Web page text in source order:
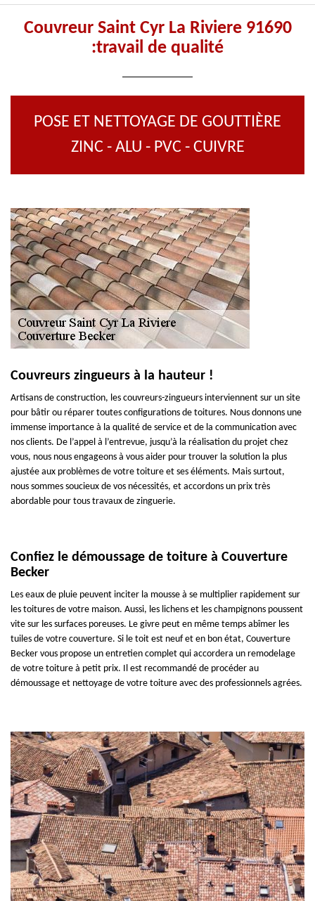
Couvreur Saint Cyr La Riviere 91690
:travail de qualité
POSE ET NETTOYAGE DE GOUTTIÈRE
ZINC - ALU - PVC - CUIVRE
Couvreurs zingueurs à la hauteur !
Artisans de construction, les couvreurs-zingueurs interviennent sur un site
pour bâtir ou réparer toutes configurations de toitures. Nous donnons une
immense importance à la qualité de service et de la communication avec
nos clients. De l’appel à l’entrevue, jusqu’à la réalisation du projet chez
vous, nous nous engageons à vous aider pour trouver la solution la plus
ajustée aux problèmes de votre toiture et ses éléments. Mais surtout,
nous sommes soucieux de vos nécessités, et accordons un prix très
abordable pour tous travaux de zinguerie.
Confiez le démoussage de toiture à Couverture
Becker
Les eaux de pluie peuvent inciter la mousse à se multiplier rapidement sur
les toitures de votre maison. Aussi, les lichens et les champignons poussent
vite sur les surfaces poreuses. Le givre peut en même temps abîmer les
tuiles de votre couverture. Si le toit est neuf et en bon état, Couverture
Becker vous propose un entretien complet qui accordera un remodelage
de votre toiture à petit prix. Il est recommandé de procéder au
démoussage et nettoyage de votre toiture avec des professionnels agrées.